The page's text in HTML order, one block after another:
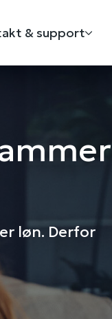
& support
løn. Derfor